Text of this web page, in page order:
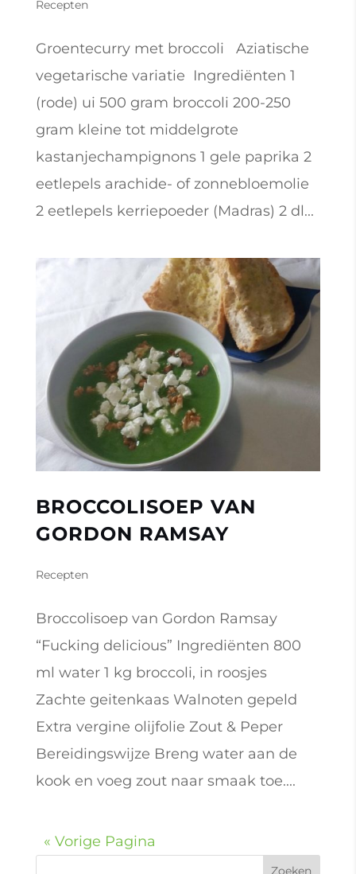
Recepten
Groentecurry met broccoli Aziatische
vegetarische variatie Ingrediënten 1
(rode) ui 500 gram broccoli 200-250
gram kleine tot middelgrote
kastanjechampignons 1 gele paprika 2
eetlepels arachide- of zonnebloemolie
2 eetlepels kerriepoeder (Madras) 2 dl...
BROCCOLISOEP VAN
GORDON RAMSAY
Recepten
Broccolisoep van Gordon Ramsay
“Fucking delicious” Ingrediënten 800
ml water 1 kg broccoli, in roosjes
Zachte geitenkaas Walnoten gepeld
Extra vergine olijfolie Zout & Peper
Bereidingswijze Breng water aan de
kook en voeg zout naar smaak toe....
« Vorige Pagina